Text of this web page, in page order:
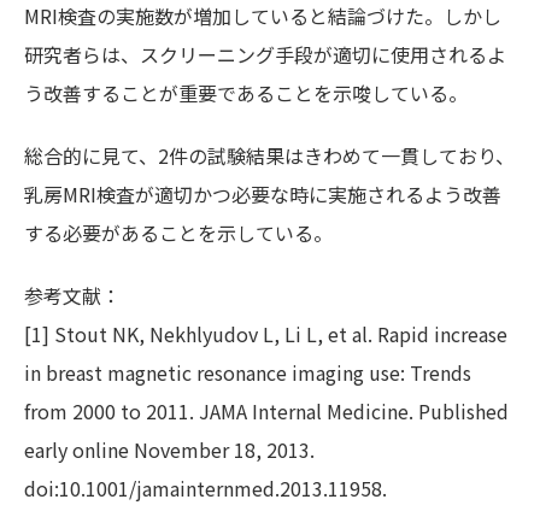
MRI検査の実施数が増加していると結論づけた。しかし
研究者らは、スクリーニング手段が適切に使用されるよ
う改善することが重要であることを示唆している。
総合的に見て、2件の試験結果はきわめて一貫しており、
乳房MRI検査が適切かつ必要な時に実施されるよう改善
する必要があることを示している。
参考文献：
[1] Stout NK, Nekhlyudov L, Li L, et al. Rapid increase
in breast magnetic resonance imaging use: Trends
from 2000 to 2011. JAMA Internal Medicine. Published
early online November 18, 2013.
doi:10.1001/jamainternmed.2013.11958.